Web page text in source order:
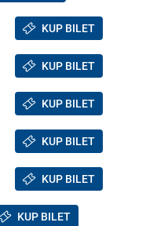
KUP BILET
KUP BILET
KUP BILET
KUP BILET
KUP BILET
KUP BILET